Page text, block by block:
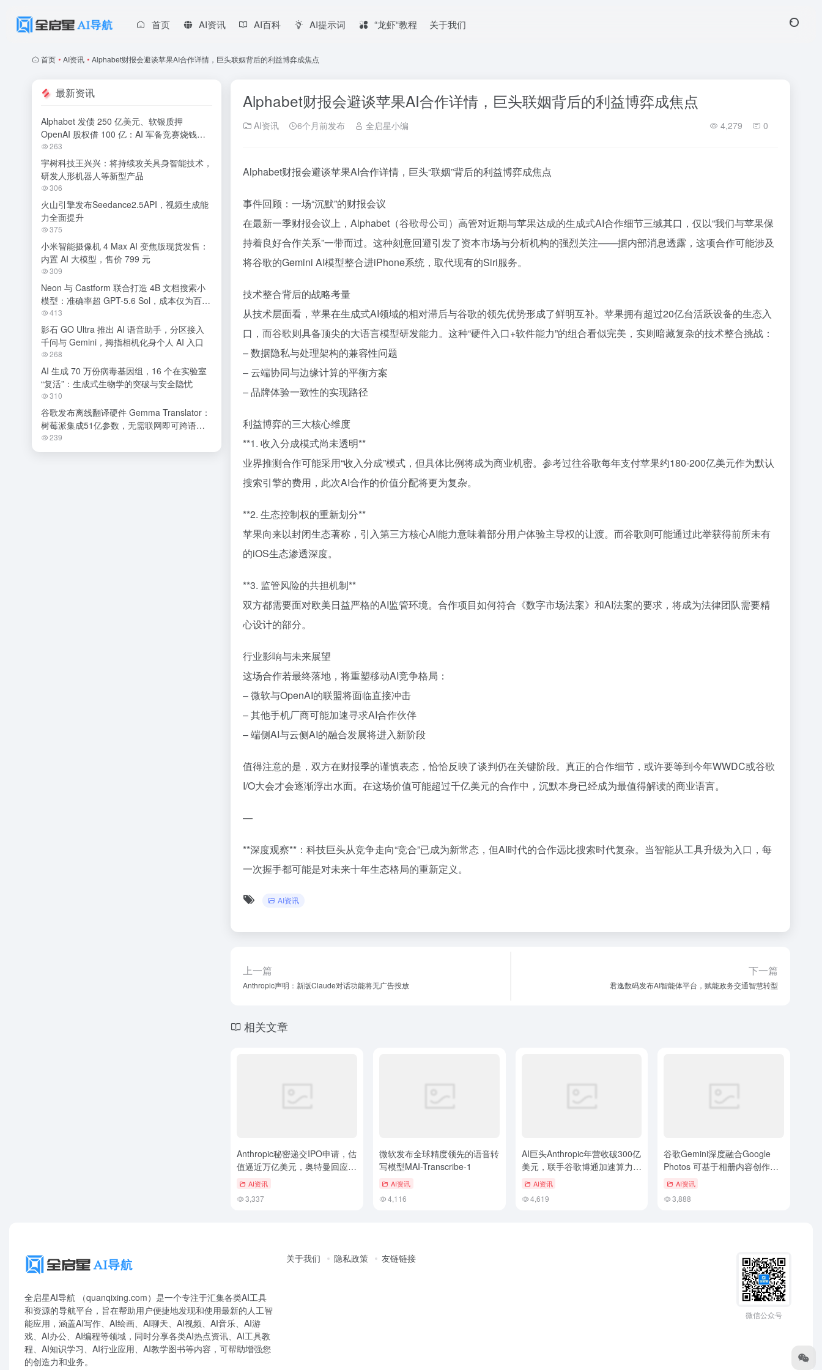
首页 AI资讯 AI百科 AI提示词 “龙虾“教程 关于我们
首页 • AI资讯 • Alphabet财报会避谈苹果AI合作详情，巨头联姻背后的利益博弈成焦点
Alphabet财报会避谈苹果AI合作详情，巨头联姻背后的利益博弈成焦点
AI资讯 6个月前发布 全启星小编 4,279 0
Alphabet财报会避谈苹果AI合作详情，巨头“联姻”背后的利益博弈成焦点
事件回顾：一场“沉默”的财报会议
在最新一季财报会议上，Alphabet（谷歌母公司）高管对近期与苹果达成的生成式AI合作细节三缄其口，仅以“我们与苹果保
持着良好合作关系”一带而过。这种刻意回避引发了资本市场与分析机构的强烈关注——据内部消息透露，这项合作可能涉及
将谷歌的Gemini AI模型整合进iPhone系统，取代现有的Siri服务。
技术整合背后的战略考量
从技术层面看，苹果在生成式AI领域的相对滞后与谷歌的领先优势形成了鲜明互补。苹果拥有超过20亿台活跃设备的生态入
口，而谷歌则具备顶尖的大语言模型研发能力。这种“硬件入口+软件能力”的组合看似完美，实则暗藏复杂的技术整合挑战：
– 数据隐私与处理架构的兼容性问题
– 云端协同与边缘计算的平衡方案
– 品牌体验一致性的实现路径
利益博弈的三大核心维度
**1. 收入分成模式尚未透明**
业界推测合作可能采用“收入分成”模式，但具体比例将成为商业机密。参考过往谷歌每年支付苹果约180-200亿美元作为默认
搜索引擎的费用，此次AI合作的价值分配将更为复杂。
**2. 生态控制权的重新划分**
苹果向来以封闭生态著称，引入第三方核心AI能力意味着部分用户体验主导权的让渡。而谷歌则可能通过此举获得前所未有
的iOS生态渗透深度。
**3. 监管风险的共担机制**
双方都需要面对欧美日益严格的AI监管环境。合作项目如何符合《数字市场法案》和AI法案的要求，将成为法律团队需要精
心设计的部分。
行业影响与未来展望
这场合作若最终落地，将重塑移动AI竞争格局：
– 微软与OpenAI的联盟将面临直接冲击
– 其他手机厂商可能加速寻求AI合作伙伴
– 端侧AI与云侧AI的融合发展将进入新阶段
值得注意的是，双方在财报季的谨慎表态，恰恰反映了谈判仍在关键阶段。真正的合作细节，或许要等到今年WWDC或谷歌
I/O大会才会逐渐浮出水面。在这场价值可能超过千亿美元的合作中，沉默本身已经成为最值得解读的商业语言。
—
**深度观察**：科技巨头从竞争走向“竞合”已成为新常态，但AI时代的合作远比搜索时代复杂。当智能从工具升级为入口，每
一次握手都可能是对未来十年生态格局的重新定义。
AI资讯
上一篇
Anthropic声明：新版Claude对话功能将无广告投放
下一篇
君逸数码发布AI智能体平台，赋能政务交通智慧转型
相关文章
Anthropic秘密递交IPO申请，估
值逼近万亿美元，奥特曼回应：
技术才是竞争核心
AI资讯
3,337
微软发布全球精度领先的语音转
写模型MAI-Transcribe-1
AI资讯
4,116
AI巨头Anthropic年营收破300亿
美元，联手谷歌博通加速算力布
局 AI资讯
4,619
谷歌Gemini深度融合Google
Photos 可基于相册内容创作定
制化AI图像
AI资讯
3,888
最新资讯
Alphabet 发债 250 亿美元、软银质押
OpenAI 股权借 100 亿：AI 军备竞赛烧钱无
休止
263
宇树科技王兴兴：将持续攻关具身智能技术，
研发人形机器人等新型产品
306
火山引擎发布Seedance2.5API，视频生成能
力全面提升
375
小米智能摄像机 4 Max AI 变焦版现货发售：
内置 AI 大模型，售价 799 元
309
Neon 与 Castform 联合打造 4B 文档搜索小
模型：准确率超 GPT-5.6 Sol，成本仅为百分
之一413
影石 GO Ultra 推出 AI 语音助手，分区接入
千问与 Gemini，拇指相机化身个人 AI 入口
268
AI 生成 70 万份病毒基因组，16 个在实验室
“复活”：生成式生物学的突破与安全隐忧
310
谷歌发布离线翻译硬件 Gemma Translator：
树莓派集成51亿参数，无需联网即可跨语种
交流
239
全启星AI导航 （quanqixing.com）是一个专注于汇集各类AI工具
和资源的导航平台，旨在帮助用户便捷地发现和使用最新的人工智
能应用，涵盖AI写作、AI绘画、AI聊天、AI视频、AI音乐、AI游
戏、AI办公、AI编程等领域，同时分享各类AI热点资讯、AI工具教
程、AI知识学习、AI行业应用、AI教学图书等内容，可帮助增强您
的创造力和业务。
关于我们 隐私政策 友链链接
微信公众号